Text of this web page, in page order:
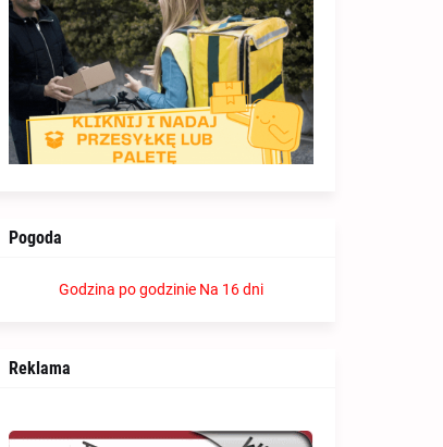
Pogoda
Godzina po godzinie Na 16 dni
Reklama